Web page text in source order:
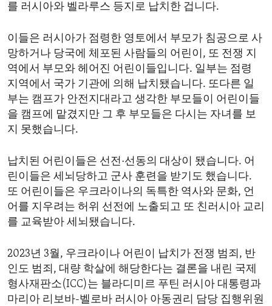
ECONOMY AND TRADE
IDEALS AND INSTITUTIONS
를 러시아와 벨라루스 등지로 납치한 겁니다.
이들은 러시아가 점령한 영토에서 부모가 침공으로 사
망하거나 당국에 체포된 사람들의 어린이, 또 전쟁 지
역에서 부모와 헤어진 어린이들입니다. 일부는 점령
지역에서 국가 기관에 의해 납치됐습니다. 또다른 일
부는 캠프가 안전지대라고 생각한 부모들이 어린이들
을 캠프에 맡겼지만 그 후 부모들은 다시는 자녀를 보
지 못했습니다.
납치된 어린이들은 선전·선동의 대상이 됐습니다. 어
린이들은 세뇌당하고 군사 훈련을 받기도 했습니다.
또 어린이들은 우크라이나의 독특한 역사와 문화, 언
어를 지우려는 허위 선전에 노출되고 또 친러시아 교리
를 교육받아 세뇌됐습니다.
2023년 3월, 우크라이나 어린이 납치가 전쟁 범죄, 반
인도 범죄, 대량 학살에 해당한다는 결론을 내린 국제
형사재판소(ICC)는 블라디미르 푸틴 러시아 대통령과
마리아 리보바-벨로바 러시아 아동권리 담당 집행위원